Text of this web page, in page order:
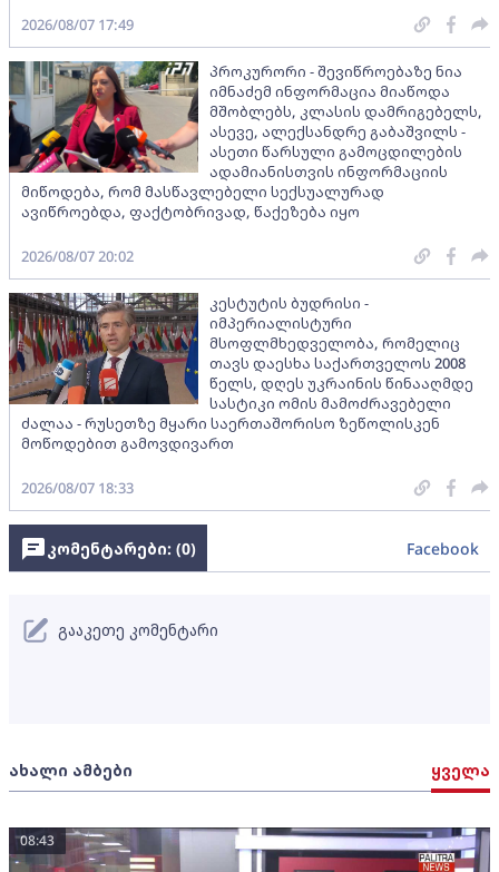
2026/08/07 17:49
პროკურორი - შევიწროებაზე ნია
იმნაძემ ინფორმაცია მიაწოდა
მშობლებს, კლასის დამრიგებელს,
ასევე, ალექსანდრე გაბაშვილს -
ასეთი წარსული გამოცდილების
ადამიანისთვის ინფორმაციის
მიწოდება, რომ მასწავლებელი სექსუალურად
ავიწროებდა, ფაქტობრივად, წაქეზება იყო
2026/08/07 20:02
კესტუტის ბუდრისი -
იმპერიალისტური
მსოფლმხედველობა, რომელიც
თავს დაესხა საქართველოს 2008
წელს, დღეს უკრაინის წინააღმდე
სასტიკი ომის მამოძრავებელი
ძალაა - რუსეთზე მყარი საერთაშორისო ზეწოლისკენ
მოწოდებით გამოვდივართ
2026/08/07 18:33
ახალი ამბები ყველა
08:43
კომენტარები: (0) Facebook
გააკეთე კომენტარი